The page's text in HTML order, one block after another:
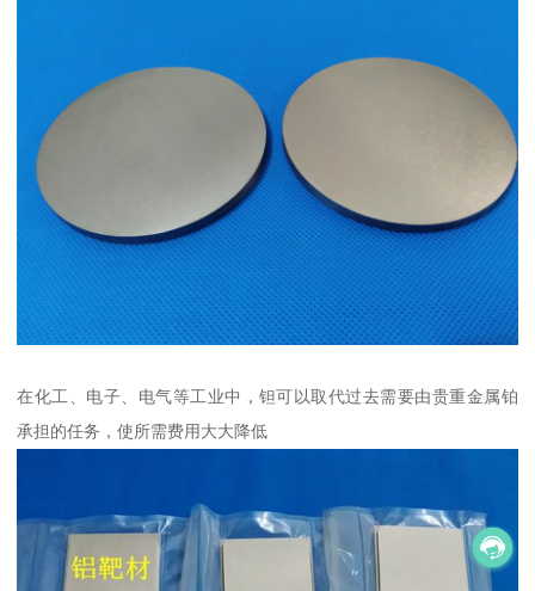
在化工、电子、电气等工业中，钽可以取代过去需要由贵重金属铂
承担的任务，使所需费用大大降低